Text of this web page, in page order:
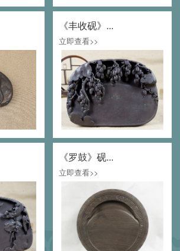
《丰收砚》...
立即查看>>
《罗鼓》砚...
立即查看>>